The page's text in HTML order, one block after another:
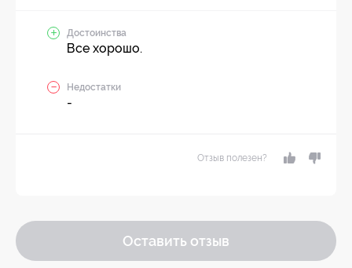
Достоинства
Все хорошо.
Недостатки
-
Отзыв полезен?
Оставить отзыв